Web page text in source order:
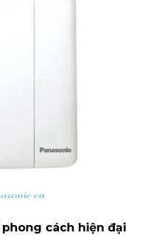
cách hiện đại